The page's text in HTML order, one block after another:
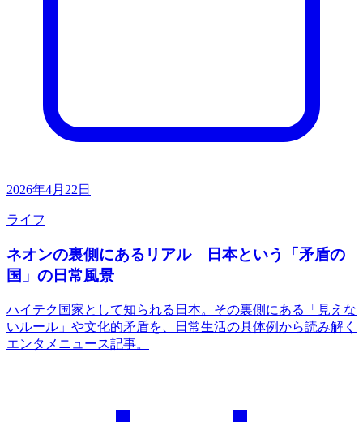
2026年4月22日
ライフ
ネオンの裏側にあるリアル 日本という「矛盾の
国」の日常風景
ハイテク国家として知られる日本。その裏側にある「見えな
いルール」や文化的矛盾を、日常生活の具体例から読み解く
エンタメニュース記事。